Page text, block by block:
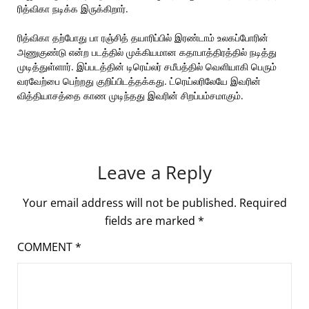
ரித்விகா நடிக்க இருக்கிறார்.
ரித்விகா தற்போது பா ரஞ்சித் தயாரிப்பில் இரண்டாம் உலகப்போரின்
அணுகுண்டு என்ற படத்தில் முக்கியமான கதாபாத்திரத்தில் நடித்து
முடித்துள்ளார். இப்படத்தின் டிரெய்லர் சமீபத்தில் வெளியாகி பெரும்
வரவேற்பை பெற்றது குறிப்பிடத்தக்கது. ட்ரெய்லரிலேயே இவரின்
வித்தியாசத்தை காண முடிந்தது இவரின் சிறப்பம்சமாகும்.
Leave a Reply
Your email address will not be published. Required
fields are marked *
COMMENT*